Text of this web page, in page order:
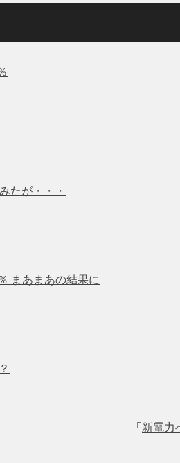
たが・・・
まあまあの結果に
「 新電力